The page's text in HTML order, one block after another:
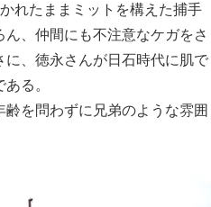
れたままミットを構えた捕手
、仲間にも不注意なケガをさ
、徳永さんが日石時代に肌で
る。
齢を問わずに兄弟のような雰囲